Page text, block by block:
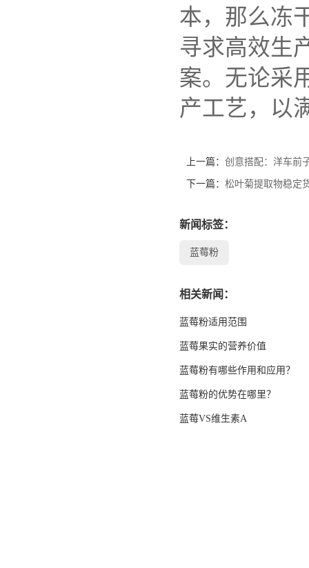
本，那么冻
寻求高效生
案。无论采
产工艺，以
上一篇： 创意搭配：洋车前
下一篇： 松叶菊提取物稳定
新闻标签：
蓝莓粉
相关新闻：
蓝莓粉适用范围
蓝莓果实的营养价值
蓝莓粉有哪些作用和应用？
蓝莓粉的优势在哪里？
蓝莓VS维生素A